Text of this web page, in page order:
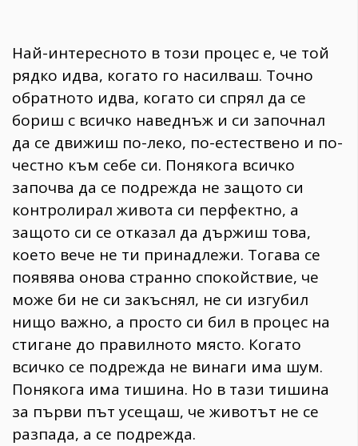
Най-интересното в този процес е, че той
рядко идва, когато го насилваш. Точно
обратното идва, когато си спрял да се
бориш с всичко наведнъж и си започнал
да се движиш по-леко, по-естествено и по-
честно към себе си. Понякога всичко
започва да се подрежда не защото си
контролирал живота си перфектно, а
защото си се отказал да държиш това,
което вече не ти принадлежи. Тогава се
появява онова странно спокойствие, че
може би не си закъснял, не си изгубил
нищо важно, а просто си бил в процес на
стигане до правилното място. Когато
всичко се подрежда не винаги има шум.
Понякога има тишина. Но в тази тишина
за първи път усещаш, че животът не се
разпада, а се подрежда.